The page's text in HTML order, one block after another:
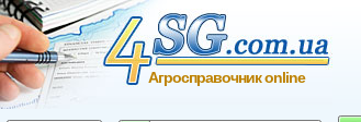
Агросправочник online